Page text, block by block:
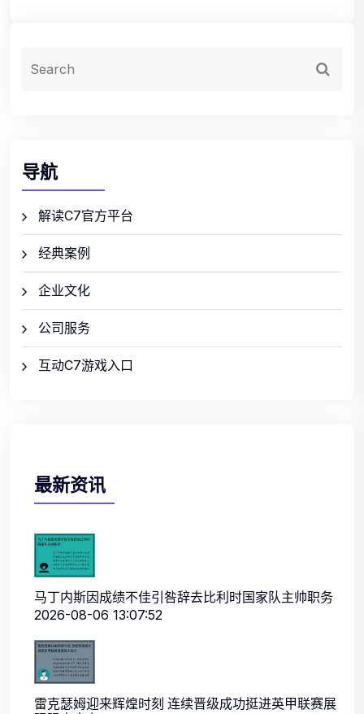
导航
解读C7官方平台
经典案例
企业文化
公司服务
互动C7游戏入口
最新资讯
马丁内斯因成绩不佳引咎辞去比利时国家队主帅职务
2026-08-06 13:07:52
雷克瑟姆迎来辉煌时刻 连续晋级成功挺进英甲联赛展